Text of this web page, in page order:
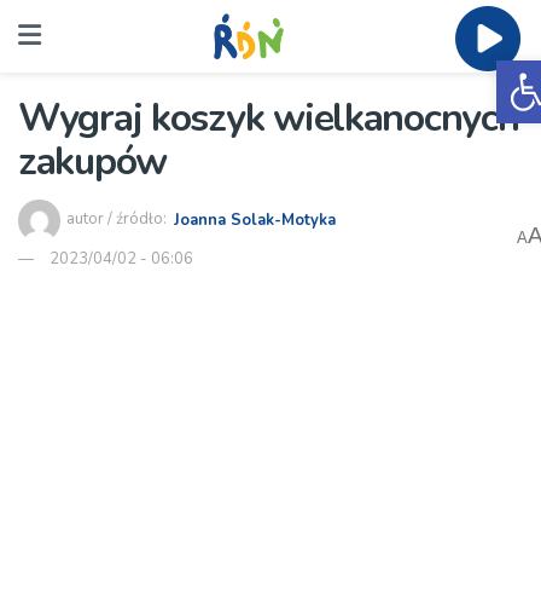
Wygraj koszyk wielkanocnych
zakupów
autor / źródło: Joanna Solak-Motyka
2023/04/02 - 06:06
A